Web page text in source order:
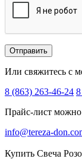
Или свяжитесь с
8 (863) 263-46-24
Прайс-лист можно
info@tereza-
Купить Свеча